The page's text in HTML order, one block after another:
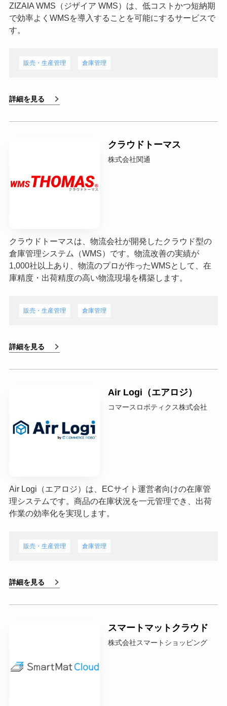
ZIZAIA WMS（ジザイア WMS）は、低コストかつ短納期
で効率よくWMSを導入することを可能にするサービスで
す。
販売・生産管理 倉庫管理
詳細を見る
クラウドトーマス
株式会社関通
クラウドトーマスは、物流会社が開発したクラウド型の
倉庫管理システム（WMS）です。物流改善の実績が
1,000社以上あり、物流のプロが作ったWMSとして、在
庫精度・出荷精度の高い物流現場を構築します。
販売・生産管理 倉庫管理
詳細を見る
Air Logi（エアロジ）
コマースロボティクス株式会社
Air Logi（エアロジ）は、ECサイト運営者向けの在庫管
理システムです。商品の在庫状況を一元管理でき、出荷
作業の効率化を実現します。
販売・生産管理 倉庫管理
詳細を見る
スマートマットクラウド
株式会社スマートショッピング